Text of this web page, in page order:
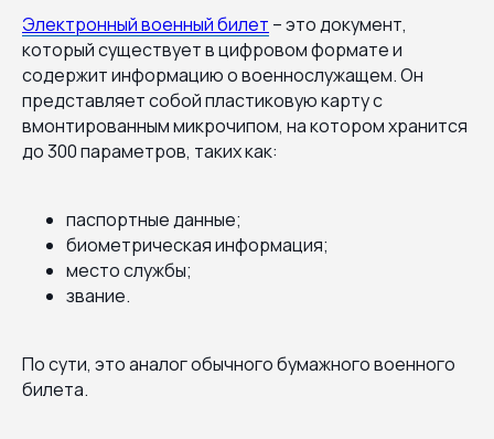
Электронный военный билет – это документ,
который существует в цифровом формате и
содержит информацию о военнослужащем. Он
представляет собой пластиковую карту с
вмонтированным микрочипом, на котором хранится
до 300 параметров, таких как:
паспортные данные;
биометрическая информация;
место службы;
звание.
По сути, это аналог обычного бумажного военного
билета.